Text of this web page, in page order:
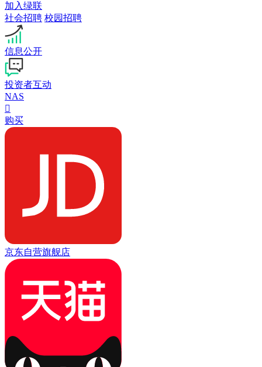
加入绿联
社会招聘 校园招聘
信息公开
投资者互动
NAS

购买
京东自营旗舰店